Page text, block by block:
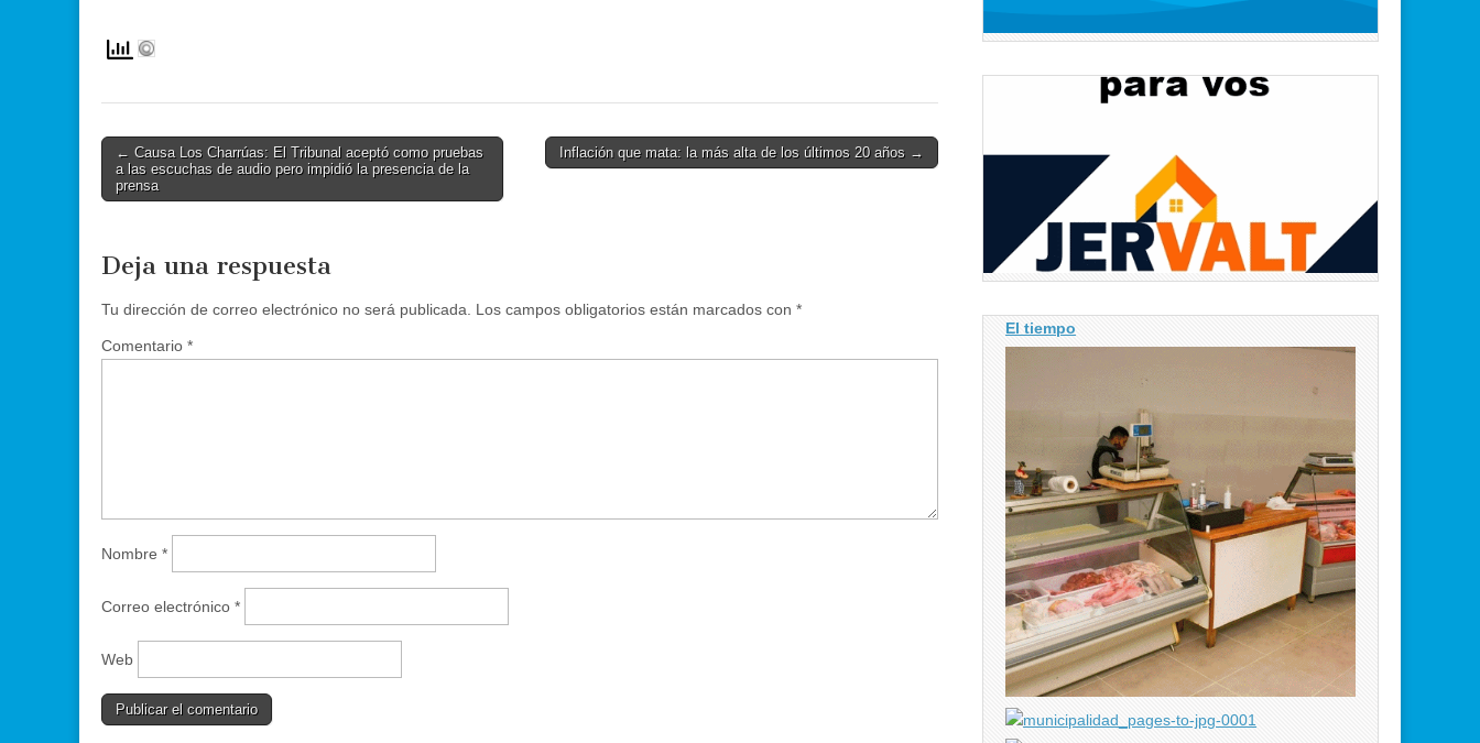
Post
navigation
← Causa Los Charrúas: El Tribunal aceptó como pruebas
a las escuchas de audio pero impidió la presencia de la
prensa
Inflación que mata: la más alta de los últimos 20 años →
Deja una respuesta
Tu dirección de correo electrónico no será publicada. Los campos obligatorios están marcados con *
Comentario *
Nombre *
Correo electrónico *
Web
El tiempo